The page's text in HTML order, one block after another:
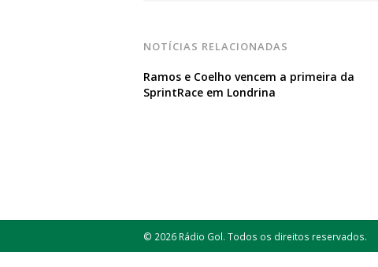
NOTÍCIAS RELACIONADAS
Ramos e Coelho vencem a primeira da
SprintRace em Londrina
© 2026 Rádio Gol. Todos os direitos reservados.